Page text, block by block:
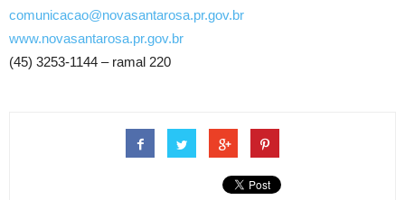
comunicacao@novasantarosa.pr.gov.br
www.novasantarosa.pr.gov.br
(45) 3253-1144 – ramal 220